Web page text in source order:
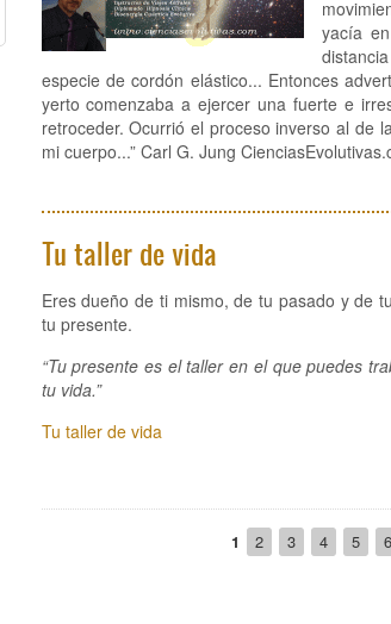
yacía
especie de cordón elástico... Entonces
yerto comenzaba a ejercer una fuerte e
retroceder. Ocurrió el proceso inverso al de
mi cuerpo...” Carl G. Jung
Tu taller de vida
Eres dueño de ti mismo, de tu pasado y de
tu presente.
“Tu presente es el taller en el que puedes
tu vida.”
Tu taller de vida
Página
actual
1 Page
2 Page
3 Page
4 Page
5 6